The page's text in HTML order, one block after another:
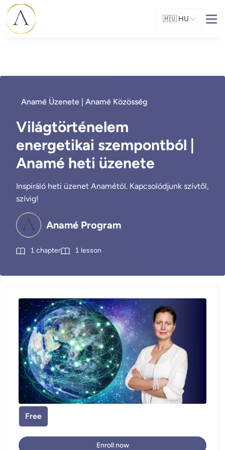
🇭🇺 HU
Anamé Üzenete | Anamé Közösség
Világtörténelem
energetikai szempontból |
Anamé heti üzenete
Inspiráló heti üzenet Anamétól. Kapcsolódjunk szívtől,
szívig!
Anamé Program
1 chapter 1 lesson
Free
Enroll now